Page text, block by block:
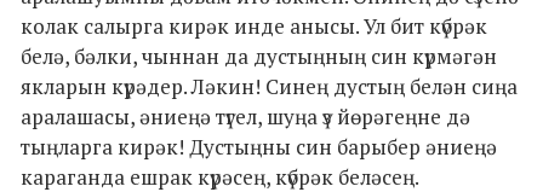
колак салырга кирәк инде анысы. Ул бит күбрәк
белә, бәлки, чыннан да дустыңның син күрмәгән
якларын күрәдер. Ләкин! Синең дустың белән сиңа
аралашасы, әниеңә түгел, шуңа үз йөрәгеңне дә
тыңларга кирәк! Дустыңны син барыбер әниеңә
караганда ешрак күрәсең, күбрәк беләсең.